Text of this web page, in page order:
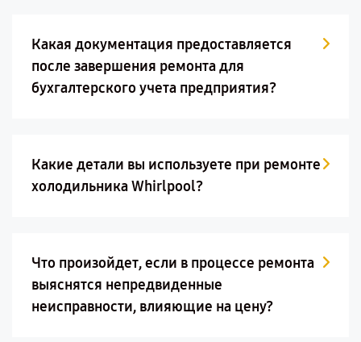
Какая документация предоставляется
после завершения ремонта для
бухгалтерского учета предприятия?
Какие детали вы используете при ремонте
холодильника Whirlpool?
Что произойдет, если в процессе ремонта
выяснятся непредвиденные
неисправности, влияющие на цену?